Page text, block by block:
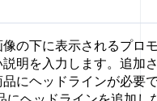
の下に表示されるプロ
明を入力します。追加
にヘッドラインが必要